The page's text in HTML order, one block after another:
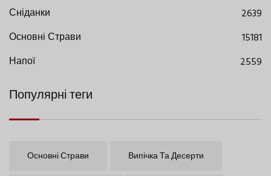
Сніданки
2639
Основні Страви
15181
Напої
2559
Популярні теги
Основні Страви Випічка Та Десерти